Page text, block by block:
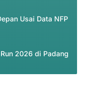
Usai Data NFP
2026 di Padang